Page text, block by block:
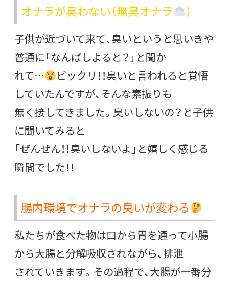
オナラが臭わない（無臭オナラ ）
子供が近づいて来て、臭いというと思いきや
普通に「なんばしよると？」と聞か
れて…
ビックリ！！臭いと言われると覚悟
していたんですが、そんな素振りも
無く接してきました。臭いしないの？と子供
に聞いてみると
「ぜんぜん！！臭いしないよ」と嬉しく感じる
瞬間でした！！
腸内環境でオナラの臭いが変わる
私たちが食べた物は口から胃を通って小腸
から大腸と分解吸収されながら、排泄
されていきます。その過程で、大腸が一番分